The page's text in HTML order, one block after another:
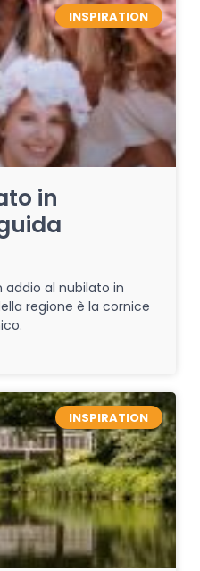
INSPIRATION
in
addio al nubilato in
regione è la cornice
INSPIRATION